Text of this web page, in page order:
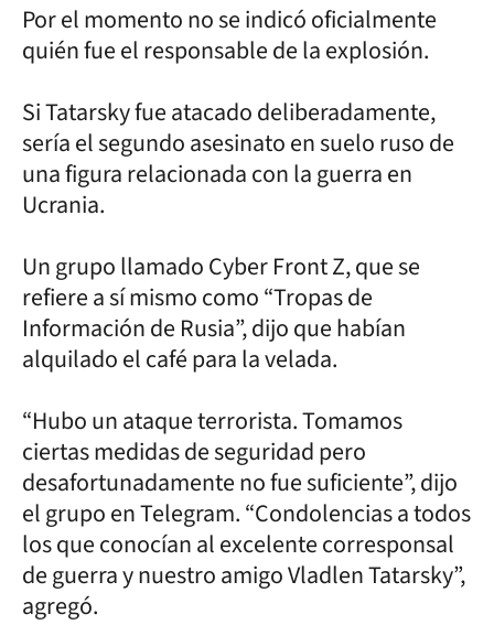
Por el momento no se indicó oficialmente
quién fue el responsable de la explosión.
Si Tatarsky fue atacado deliberadamente,
sería el segundo asesinato en suelo ruso de
una figura relacionada con la guerra en
Ucrania.
Un grupo llamado Cyber Front Z, que se
refiere a sí mismo como “Tropas de
Información de Rusia”, dijo que habían
alquilado el café para la velada.
“Hubo un ataque terrorista. Tomamos
ciertas medidas de seguridad pero
desafortunadamente no fue suficiente”, dijo
el grupo en Telegram. “Condolencias a todos
los que conocían al excelente corresponsal
de guerra y nuestro amigo Vladlen Tatarsky”,
agregó.